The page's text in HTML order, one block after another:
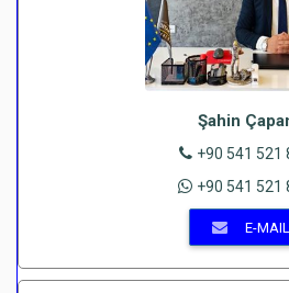
Şahin
+90 541 521
+90 541 521
E-MAIL